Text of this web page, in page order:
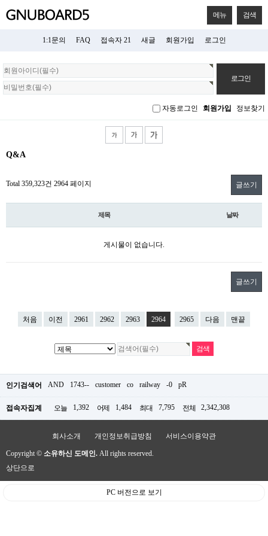
메뉴 검색
1:1문의 FAQ 접속자 21 새글 회원가입 로그인
회
원
로
자동로그인 회원가입 정보찾기
Q&A
Total 359,323건 2964 페이지 글쓰기
제목 날짜
게시물이 없습니다.
글쓰기
처음 이전 2961 2962 2963 2964 2965 다음 맨끝
인기검색어 AND 1743-- customer co railway -0 pR
접속자집계 오늘 1,392 어제 1,484 최대 7,795 전체 2,342,308
회사소개 개인정보취급방침 서비스이용약관
Copyright © 소유하신 도메인. All rights reserved.
상단으로
PC 버전으로 보기